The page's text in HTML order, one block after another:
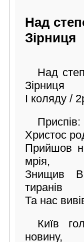
Спадщина
Бібліотека
Період:
від
Над
Зірниця
Над
Зірниця
І коляду /
Приспів:
Христос
Прийшов
мрія,
Знищив
тиранів
Та нас
Київ
новину,